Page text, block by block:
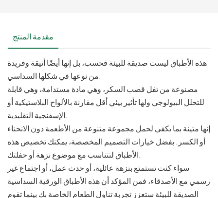
مقدمة المنتج
هذه الأطباق ليست صديقة للبيئة فحسب، بل إنها أيضًا أنيقة وفريدة
من نوعها في شكلها السداسي.
مصنوعة من تفل قصب السكر، وهي مادة مستدامة، وهي قابلة
للتحلل البيولوجي ولها تأثير بيئي أقل مقارنة بالألواح البلاستيكية أو
الإسفنجية التقليدية.
إنها متينة بما يكفي لحمل مجموعة متنوعة من الأطعمة دون الانحناء
أو الكسر. بفضل خيارات التصميم المخصصة، يمكنك تخصيص هذه
الأطباق لتتناسب مع موضوع نزهة أو حفلتك.
سواء كنت تستمتع بنزهة عائلية، أو حدث عمل، أو اجتماع غير
رسمي مع الأصدقاء، فمن المؤكد أن هذه الأطباق الورقية السداسية
الصديقة للبيئة ستعزز تجربة تناول الطعام الخاصة بك بينما تقوم